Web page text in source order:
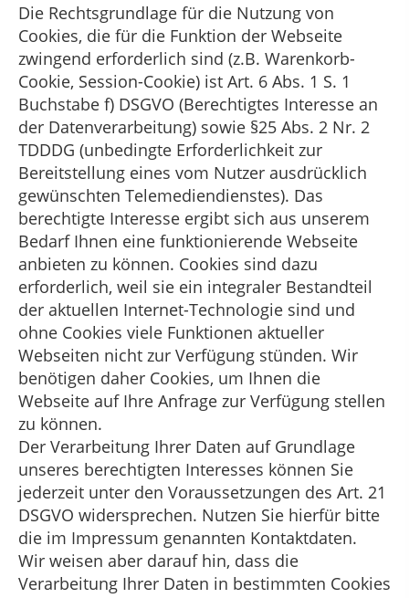
Die Rechtsgrundlage für die Nutzung von
Cookies, die für die Funktion der Webseite
zwingend erforderlich sind (z.B. Warenkorb-
Cookie, Session-Cookie) ist Art. 6 Abs. 1 S. 1
Buchstabe f) DSGVO (Berechtigtes Interesse an
der Datenverarbeitung) sowie §25 Abs. 2 Nr. 2
TDDDG (unbedingte Erforderlichkeit zur
Bereitstellung eines vom Nutzer ausdrücklich
gewünschten Telemediendienstes). Das
berechtigte Interesse ergibt sich aus unserem
Bedarf Ihnen eine funktionierende Webseite
anbieten zu können. Cookies sind dazu
erforderlich, weil sie ein integraler Bestandteil
der aktuellen Internet-Technologie sind und
ohne Cookies viele Funktionen aktueller
Webseiten nicht zur Verfügung stünden. Wir
benötigen daher Cookies, um Ihnen die
Webseite auf Ihre Anfrage zur Verfügung stellen
zu können.
Der Verarbeitung Ihrer Daten auf Grundlage
unseres berechtigten Interesses können Sie
jederzeit unter den Voraussetzungen des Art. 21
DSGVO widersprechen. Nutzen Sie hierfür bitte
die im Impressum genannten Kontaktdaten.
Wir weisen aber darauf hin, dass die
Verarbeitung Ihrer Daten in bestimmten Cookies